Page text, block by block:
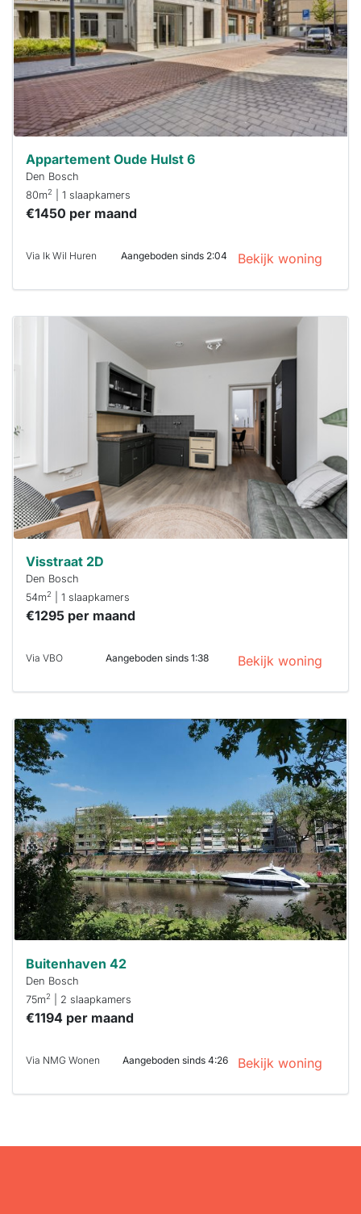
binnen 15
minuten
reageren.
Stekkies helpt
je hierbij!
Appartement Oude Hulst 6
Den Bosch
80m2 | 1 slaapkamers
€1450 per maand
Via Ik Wil Huren Aangeboden sinds 2:04 Bekijk woning
Deze woning
waarschijnlijk
Stekkies helpt
Visstraat 2D
Den Bosch
54m2 | 1 slaapkamers
€1295 per maand
Via VBO Aangeboden sinds 1:38 Bekijk woning
Deze woning
is
Om kans te
maken moet je
binnen 15
minuten
reageren.
Stekkies helpt
je hierbij!
Buitenhaven 42
Den Bosch
75m2 | 2 slaapkamers
€1194 per maand
Via NMG Wonen Aangeboden sinds 4:26 Bekijk woning